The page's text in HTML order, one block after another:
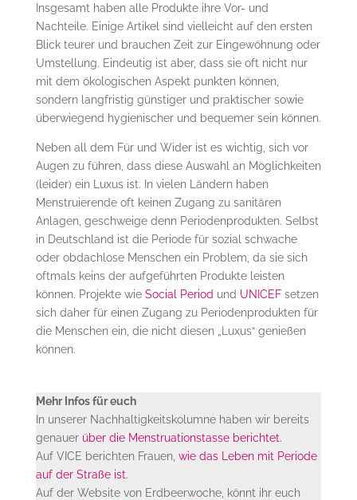
Insgesamt haben alle Produkte ihre Vor- und
Nachteile. Einige Artikel sind vielleicht auf den ersten
Blick teurer und brauchen Zeit zur Eingewöhnung oder
Umstellung. Eindeutig ist aber, dass sie oft nicht nur
mit dem ökologischen Aspekt punkten können,
sondern langfristig günstiger und praktischer sowie
überwiegend hygienischer und bequemer sein können.
Neben all dem Für und Wider ist es wichtig, sich vor
Augen zu führen, dass diese Auswahl an Möglichkeiten
(leider) ein Luxus ist. In vielen Ländern haben
Menstruierende oft keinen Zugang zu sanitären
Anlagen, geschweige denn Periodenprodukten. Selbst
in Deutschland ist die Periode für sozial schwache
oder obdachlose Menschen ein Problem, da sie sich
oftmals keins der aufgeführten Produkte leisten
können. Projekte wie Social Period und UNICEFsetzen
sich daher für einen Zugang zu Periodenprodukten für
die Menschen ein, die nicht diesen „Luxus“ genießen
können.
Mehr Infos für euch
In unserer Nachhaltigkeitskolumne haben wir bereits
genauer über die Menstruationstasse berichtet.
Auf VICE berichten Frauen, wie das Leben mit Periode
auf der Straße ist.
Auf der Website von Erdbeerwoche, könnt ihr euch